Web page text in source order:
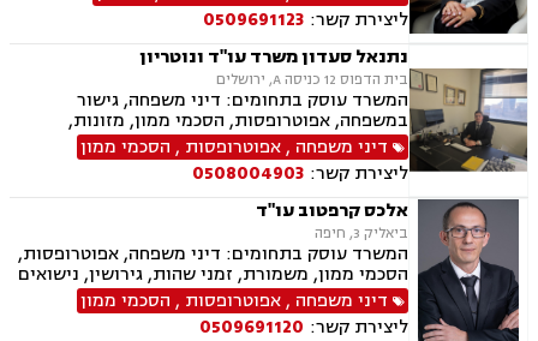
אפוטרופסות, חלוקת רכוש, מעמד אישי, ייפוי כוח
מתמשך.
ליצירת קשר: 0509691123
נתנאל סעדון משרד עו"ד ונוטריון
בית הדפוס 12 כניסה A, ירושלים
המשרד עוסק בתחומים: דיני משפחה, גישור
במשפחה, אפוטרופסות, הסכמי ממון, מזונות,
משמורת, גירושין, טוען רבני, חלוקת רכוש, מעמד
אישי, תיאום הורי, זמני שהות, ניכור הורי, עסקאות
מתנה, ידועים בציבור, ירושות וצוואות, נוטריון, ייפוי
כוח מתמשך, הוצאה לפועל, חדלות פירעון, תביעות
מסחריות, דיני חוזים, מקרקעין ונדל"ן, עסקאות מכר
דירה, עסקאות מכר יד שניה מקבלן, משפט מסחרי,
דיני חברות, ליטיגציה מסחרית ונדל"נית, דיני
עמותות
דיני משפחה ,אפוטרופסות , הסכמי ממון
ליצירת קשר: 0508004903
אלכס קרפטוב עו"ד
ביאליק 3, חיפה
המשרד עוסק בתחומים: דיני משפחה, אפוטרופסות,
הסכמי ממון, משמורת, זמני שהות, גירושין, נישואים
אזרחיים, חלוקת רכוש, מעמד אישי, תיאום הורי,
ניכור הורי, ירושות וצוואות, ייפוי כוח מתמשך.
דיני משפחה ,אפוטרופסות , הסכמי ממון
ליצירת קשר: 0509691120